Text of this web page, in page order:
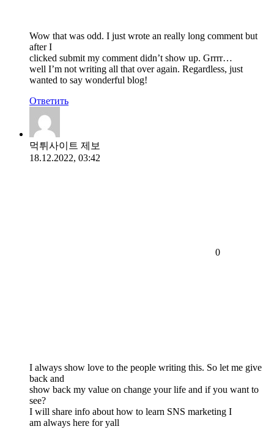
Wow that was odd. I just wrote an really long comment but
after I
clicked submit my comment didn’t show up. Grrrr…
well I’m not writing all that over again. Regardless, just
wanted to say wonderful blog!
Ответить
먹튀사이트 제보
18.12.2022, 03:42
0
I always show love to the people writing this. So let me give
back and
show back my value on change your life and if you want to
see?
I will share info about how to learn SNS marketing I
am always here for yall